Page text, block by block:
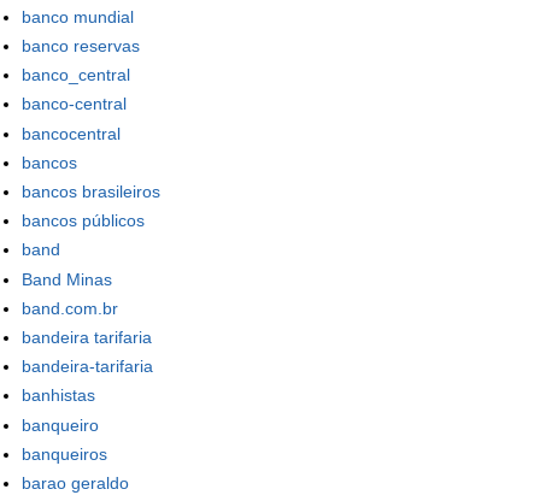
banco mundial
banco reservas
banco_central
banco-central
bancocentral
bancos
bancos brasileiros
bancos públicos
band
Band Minas
band.com.br
bandeira tarifaria
bandeira-tarifaria
banhistas
banqueiro
banqueiros
barao geraldo